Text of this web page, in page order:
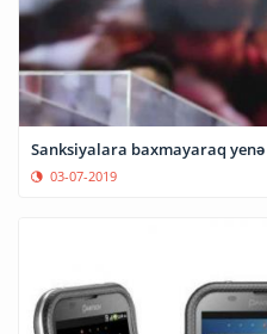
Sanksiyalara baxmayaraq yenə
03-07-2019